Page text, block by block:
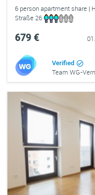
6 person apartment share |
Straße 26
679 €
Verified
Team WG-